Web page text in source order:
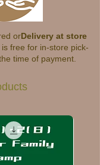
orDelivery at store
free for in-store pick-
time of payment.